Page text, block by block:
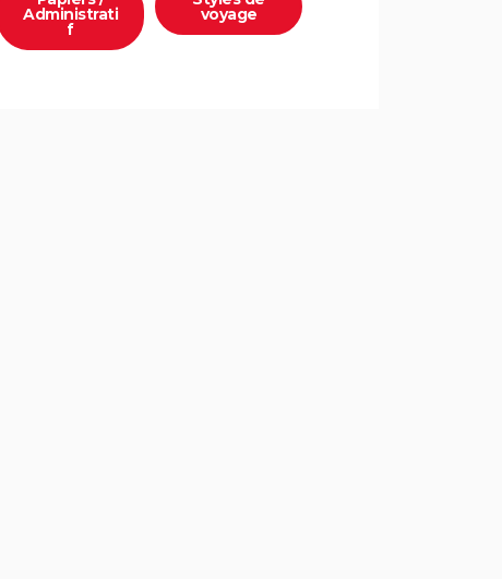
Administrati
f
voyage